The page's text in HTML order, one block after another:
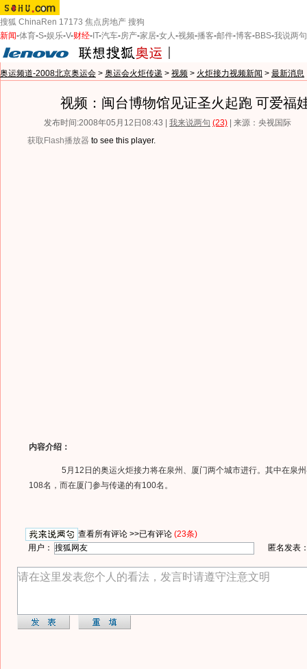
搜狐 ChinaRen 17173 焦点房地产 搜狗
新闻-体育-S-娱乐-V-财经- IT-汽车-房产-家居-女人-视频-播客-邮件-博客-BBS-我说两句
奥运频道-2008北京奥运会 > 奥运会火炬传递 > 视频 > 火炬接力视频新闻 > 最新消息
视频：闽台博物馆见证圣火起跑 可爱福
发布时间:2008年05月12日08:43 | 我来说两句 (23) | 来源：央视国际
获取Flash播放器 to see this player.
内容介绍：
5月12日的奥运火炬接力将在泉州、厦门两个城市进行。其中在泉州
108名，而在厦门参与传递的有100名。
查看所有评论 >>已有评论 (23条)
用户：
匿名发表